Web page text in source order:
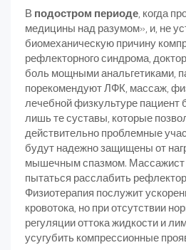
В подостром периоде, когда
медицины над разумом», и, не
биомеханическую причину
рефлекторного синдрома,
боль мощными анальгетиками,
порекомендуют ЛФК, массаж,
лечебной физкультуре пациент
лишь те суставы, которые
действительно проблемные
будут надежно защищены от
мышечным спазмом. Массажист
пытаться расслабить
Физиотерапия послужит
кровотока, но при отсутствии
регуляции оттока жидкости и
усугубить компрессионные